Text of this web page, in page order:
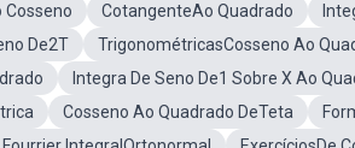
Cosseno CotangenteAo Quadrado
De2T TrigonométricasCosseno Ao
Integra De Seno De1 Sobre X Ao
Cosseno Ao Quadrado DeTeta